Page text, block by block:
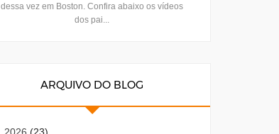
dessa vez em Boston. Confira abaixo os vídeos
dos pai...
ARQUIVO DO BLOG
2026 (23)